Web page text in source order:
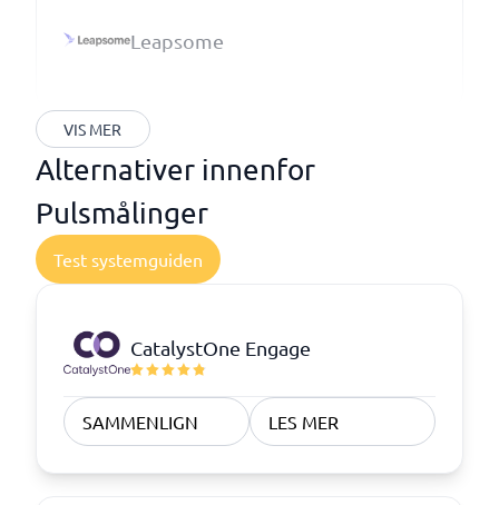
Leapsome
VIS MER
Alternativer innenfor
Pulsmålinger
Test systemguiden
CatalystOne Engage
SAMMENLIGN LES MER